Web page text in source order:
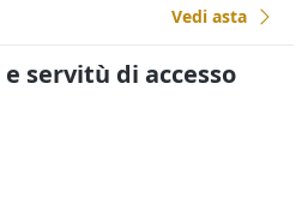
Vedi asta
servitù di accesso